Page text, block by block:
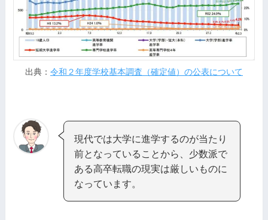
出典： 令和２年度学校基本調査（確定値）の公表について
現代では大学に進学するのが当たり
前となっていることから、少数派で
ある高卒転職の現実は厳しいものに
なっています。